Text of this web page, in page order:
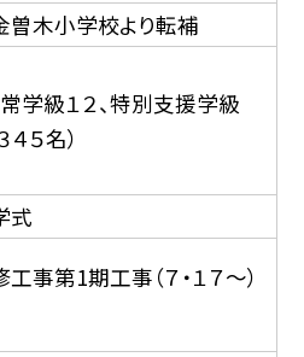
曽木小学校より転補
学級１２、特別支援学級
５名）
式
事第1期工事（７・１７〜）